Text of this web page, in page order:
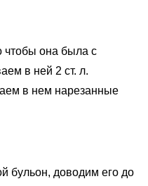
чтобы она была с
в ней 2 ст. л.
в нем нарезанные
бульон, доводим его до